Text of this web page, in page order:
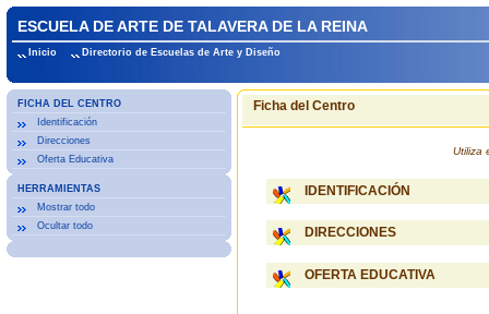
ESCUELA DE ARTE DE TALAVERA DE LA REINA
Inicio Directorio de Escuelas de Arte y Diseño
FICHA DEL CENTRO
Identificación
Direcciones
Oferta Educativa
HERRAMIENTAS
Mostrar todo
Ocultar todo
Ficha del Centro
Utiliza
IDENTIFICACIÓN
DIRECCIONES
OFERTA EDUCATIVA